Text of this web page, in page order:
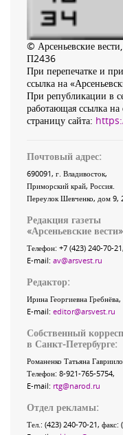
© Арсеньевские
П2436
При перепечатке и
ссылка на
При републикации в
работающая ссылка
страницу сайта:
Почтовый адрес:
690091, г. Владивосток,
Приморский край, Россия.
Переулок Шевченко, дом 9,
Редакция газеты
«Арсеньевские вести
Телефон: +7 (423) 240-70-21
E-mail: av@arsvest.ru
Редактор:
Ирина Георгиевна Гребнёва,
E-mail: editor@arsvest.ru
Собственный
в Санкт-Петербурге:
Романенко Татьяна
Телефон: 8-921-765-5754,
E-mail: rtg@narod.ru
Отдел рекламы:
Тел.: (423) 240-70-21, факс: